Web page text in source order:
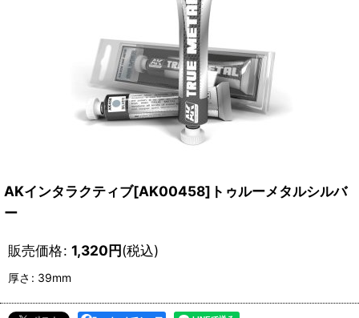
AKインタラクティブ[AK00458]トゥルーメタルシルバ
ー
販売価格: 1,320円(税込)
厚さ : 39mm